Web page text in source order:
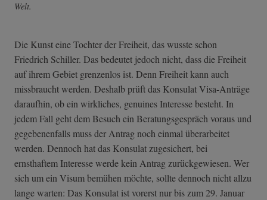
Welt.
Die Kunst eine Tochter der Freiheit, das wusste schon
Friedrich Schiller. Das bedeutet jedoch nicht, dass die Freiheit
auf ihrem Gebiet grenzenlos ist. Denn Freiheit kann auch
missbraucht werden. Deshalb prüft das Konsulat Visa-Anträge
daraufhin, ob ein wirkliches, genuines Interesse besteht. In
jedem Fall geht dem Besuch ein Beratungsgespräch voraus und
gegebenenfalls muss der Antrag noch einmal überarbeitet
werden. Dennoch hat das Konsulat zugesichert, bei
ernsthaftem Interesse werde kein Antrag zurückgewiesen. Wer
sich um ein Visum bemühen möchte, sollte dennoch nicht allzu
lange warten: Das Konsulat ist vorerst nur bis zum 29. Januar